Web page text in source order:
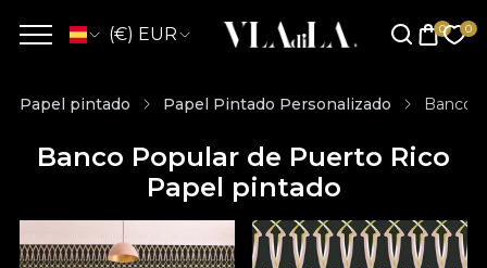
(€) EUR
Papel pintado Papel Pintado Personalizado Banco
Banco Popular de Puerto Rico
Papel pintado